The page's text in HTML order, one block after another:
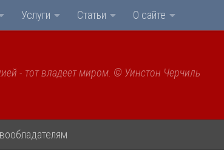
Услуги Статьи О сайте
- тот владеет миром. © Уинстон Черчиль